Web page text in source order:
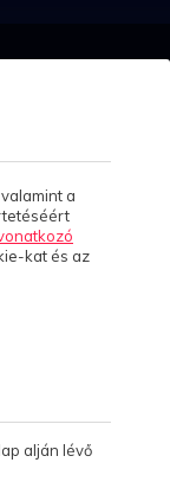
11
a
kat és az
alján lévő